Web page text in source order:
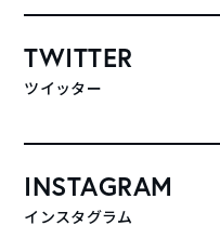
TWITTER
ツイッター
INSTAGRAM
インスタグラム